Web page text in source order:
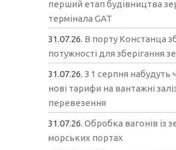
перший етап будівництва
термінала GAT
31.07.26. В порту Констанца
потужності для зберігання
31.07.26.З 1 серпня набудуть
нові тарифи на вантажні
перевезення
31.07.26.Обробка вагонів із
морських портах